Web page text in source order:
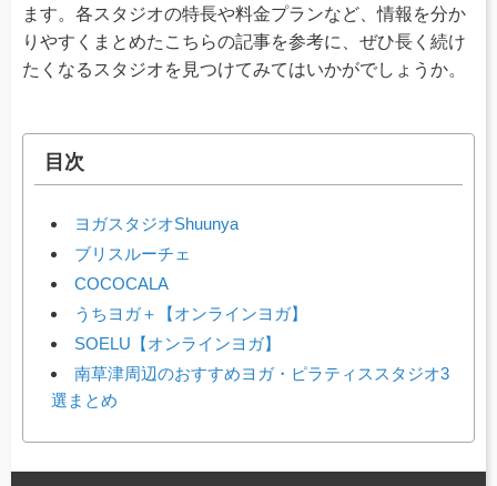
ます。各スタジオの特長や料金プランなど、情報を分か
りやすくまとめたこちらの記事を参考に、ぜひ長く続け
たくなるスタジオを見つけてみてはいかがでしょうか。
目次
ヨガスタジオShuunya
ブリスルーチェ
COCOCALA
うちヨガ＋【オンラインヨガ】
SOELU【オンラインヨガ】
南草津周辺のおすすめヨガ・ピラティススタジオ3
選まとめ